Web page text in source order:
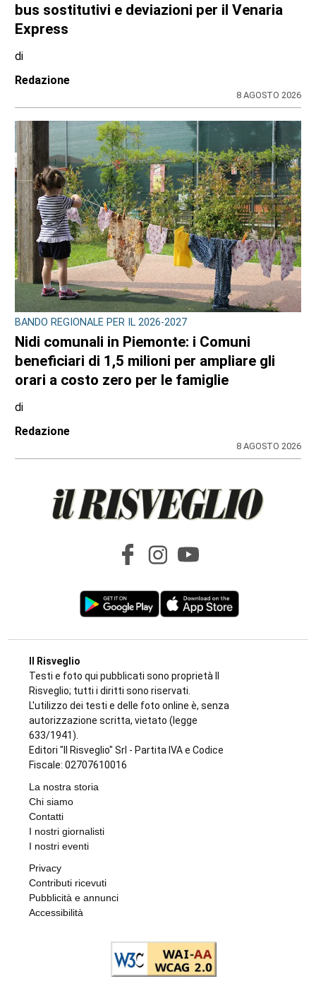
bus sostitutivi e deviazioni per il Venaria
Express
di
Redazione
8 AGOSTO 2026
BANDO REGIONALE PER IL 2026-2027
Nidi comunali in Piemonte: i Comuni
beneficiari di 1,5 milioni per ampliare gli
orari a costo zero per le famiglie
di
Redazione
8 AGOSTO 2026
Il Risveglio
Testi e foto qui pubblicati sono proprietà Il
Risveglio; tutti i diritti sono riservati.
L'utilizzo dei testi e delle foto online è, senza
autorizzazione scritta, vietato (legge
633/1941).
Editori "Il Risveglio" Srl - Partita IVA e Codice
Fiscale: 02707610016
La nostra storia
Chi siamo
Contatti
I nostri giornalisti
I nostri eventi
Privacy
Contributi ricevuti
Pubblicità e annunci
Accessibilità